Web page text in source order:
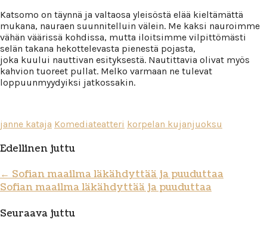
Katsomo on täynnä ja valtaosa yleisöstä elää kieltämättä
mukana, nauraen suunnitelluin välein. Me kaksi nauroimme
vähän väärissä kohdissa, mutta iloitsimme vilpittömästi
selän takana hekottelevasta pienestä pojasta,
joka kuului nauttivan esityksestä. Nautittavia olivat myös
kahvion tuoreet pullat. Melko varmaan ne tulevat
loppuunmyydyiksi jatkossakin.
janne kataja Komediateatteri korpelan kujanjuoksu
Edellinen juttu
← Sofian maailma läkähdyttää ja puuduttaa
Sofian maailma läkähdyttää ja puuduttaa
Seuraava juttu